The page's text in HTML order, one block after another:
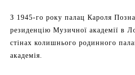
З 1945-го року палац Кароля
резиденцію Музичної академії в
стінах колишнього родинного
академія.